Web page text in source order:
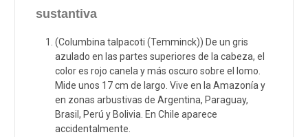
sustantiva
(Columbina talpacoti (Temminck)) De un gris
azulado en las partes superiores de la cabeza, el
color es rojo canela y más oscuro sobre el lomo.
Mide unos 17 cm de largo. Vive en la Amazonía y
en zonas arbustivas de Argentina, Paraguay,
Brasil, Perú y Bolivia. En Chile aparece
accidentalmente.